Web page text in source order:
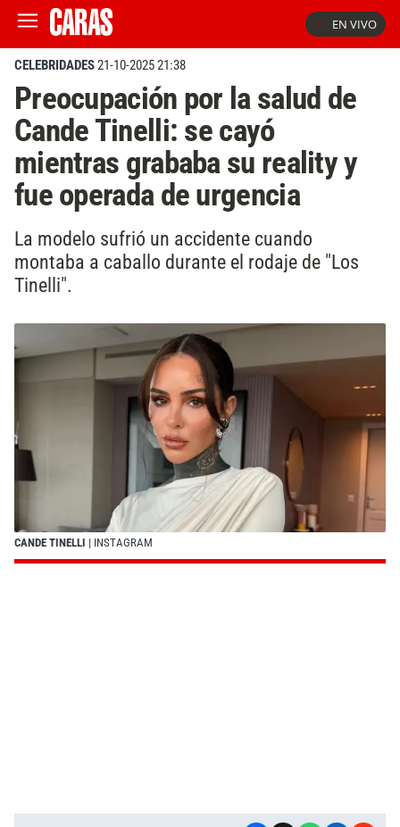
EN VIVO
CELEBRIDADES21-10-2025 21:38
Preocupación por la salud de
Cande Tinelli: se cayó
mientras grababa su reality y
fue operada de urgencia
La modelo sufrió un accidente cuando
montaba a caballo durante el rodaje de "Los
Tinelli".
CANDE TINELLI | INSTAGRAM